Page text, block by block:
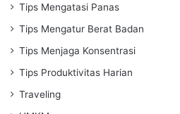
Tips Mengatasi Panas
Tips Mengatur Berat Badan
Tips Menjaga Konsentrasi
Tips Produktivitas Harian
Traveling